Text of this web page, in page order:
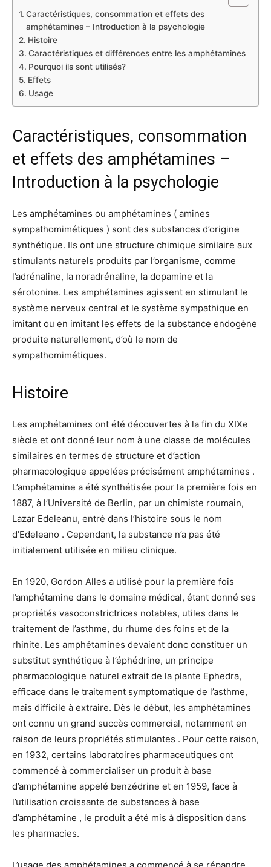
Caractéristiques, consommation et effets des
amphétamines – Introduction à la psychologie
Histoire
Caractéristiques et différences entre les amphétamines
Pourquoi ils sont utilisés?
Effets
Usage
Caractéristiques, consommation
et effets des amphétamines –
Introduction à la psychologie
Les amphétamines ou amphétamines ( amines
sympathomimétiques ) sont des substances d’origine
synthétique. Ils ont une structure chimique similaire aux
stimulants naturels produits par l’organisme, comme
l’adrénaline, la noradrénaline, la dopamine et la
sérotonine. Les amphétamines agissent en stimulant le
système nerveux central et le système sympathique en
imitant ou en imitant les effets de la substance endogène
produite naturellement, d’où le nom de
sympathomimétiques.
Histoire
Les amphétamines ont été découvertes à la fin du XIXe
siècle et ont donné leur nom à une classe de molécules
similaires en termes de structure et d’action
pharmacologique appelées précisément amphétamines .
L’amphétamine a été synthétisée pour la première fois en
1887, à l’Université de Berlin, par un chimiste roumain,
Lazar Edeleanu, entré dans l’histoire sous le nom
d’Edeleano . Cependant, la substance n’a pas été
initialement utilisée en milieu clinique.
En 1920, Gordon Alles a utilisé pour la première fois
l’amphétamine dans le domaine médical, étant donné ses
propriétés vasoconstrictrices notables, utiles dans le
traitement de l’asthme, du rhume des foins et de la
rhinite. Les amphétamines devaient donc constituer un
substitut synthétique à l’éphédrine, un principe
pharmacologique naturel extrait de la plante Ephedra,
efficace dans le traitement symptomatique de l’asthme,
mais difficile à extraire. Dès le début, les amphétamines
ont connu un grand succès commercial, notamment en
raison de leurs propriétés stimulantes . Pour cette raison,
en 1932, certains laboratoires pharmaceutiques ont
commencé à commercialiser un produit à base
d’amphétamine appelé benzédrine et en 1959, face à
l’utilisation croissante de substances à base
d’amphétamine , le produit a été mis à disposition dans
les pharmacies.